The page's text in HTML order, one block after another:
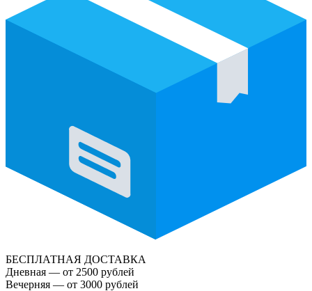
БЕСПЛАТНАЯ ДОСТАВКА
Дневная — от 2500 рублей
Вечерняя — от 3000 рублей